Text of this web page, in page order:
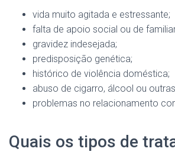
vida muito agitada e estressante;
falta de apoio social ou de
gravidez indesejada;
predisposição genética;
histórico de violência doméstica;
abuso de cigarro, álcool ou
problemas no relacionamento
Quais os tipos de